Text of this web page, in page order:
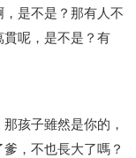
是不是？那有人不
呢，是不是？有
孩子雖然是你的，
，不也長大了嗎？